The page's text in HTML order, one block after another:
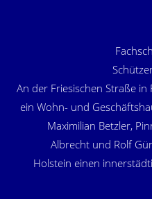
An der Friesischen Straße
ein Wohn- und
Maximilian Betzler,
Albrecht und Rolf
Holstein einen